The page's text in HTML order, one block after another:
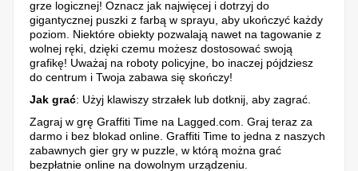
grze logicznej! Oznacz jak najwięcej i dotrzyj do
gigantycznej puszki z farbą w sprayu, aby ukończyć każdy
poziom. Niektóre obiekty pozwalają nawet na tagowanie z
wolnej ręki, dzięki czemu możesz dostosować swoją
grafikę! Uważaj na roboty policyjne, bo inaczej pójdziesz
do centrum i Twoja zabawa się skończy!
Jak grać: Użyj klawiszy strzałek lub dotknij, aby zagrać.
Zagraj w grę Graffiti Time na Lagged.com. Graj teraz za
darmo i bez blokad online. Graffiti Time to jedna z naszych
zabawnych gier gry w puzzle, w którą można grać
bezpłatnie online na dowolnym urządzeniu.